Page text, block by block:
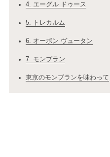
4. エーグル ドゥース
5. トレカルム
6. オーボン ヴュータン
7. モンブラン
東京のモンブランを味わって